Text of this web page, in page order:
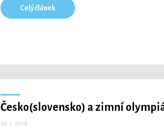
Celý článek
Česko(slovensko) a zimní
30. 1. 2018